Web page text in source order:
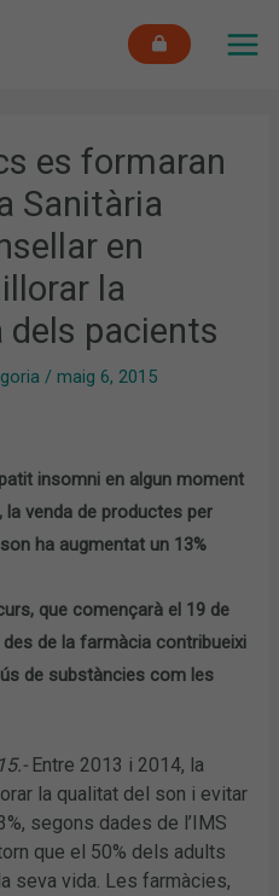
es formaran
Sanitària
en
la
pacients
/maig 6, 2015
insomni en algun moment
la venda de productes per
ha augmentat un 13%
que començarà el 19 de
des de la farmàcia contribueixi
de substàncies com les
Entre 2013 i 2014, la
la qualitat del son i evitar
segons dades de l’IMS
que el 50% dels adults
seva vida. Les farmàcies,